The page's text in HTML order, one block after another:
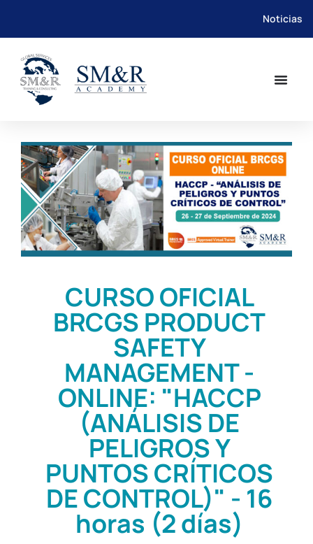
Saltar
contenido
Noticias
CURSO OFICIAL
BRCGS PRODUCT
SAFETY
MANAGEMENT -
ONLINE: "HACCP
(ANÁLISIS DE
PELIGROS Y
PUNTOS CRÍTICOS
DE CONTROL)" - 16
horas (2 días)